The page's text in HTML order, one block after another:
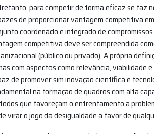
para competir de forma eficaz se faz
de proporcionar vantagem competitiva
coordenado e integrado de
competitiva deve ser compreendida
(público ou privado). A própria
com aspectos como relevância, viabilidade
de promover sim inovação científica e
na formação de quadros com alta
que favoreçam o enfrentamento a
virar o jogo da desigualdade a favor de